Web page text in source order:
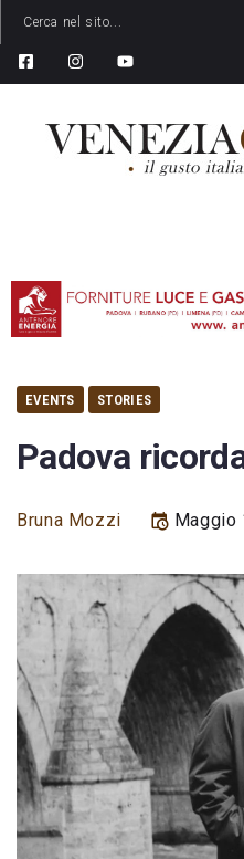
EVENTS STORIES
Padova
Bruna Mozzi Maggio